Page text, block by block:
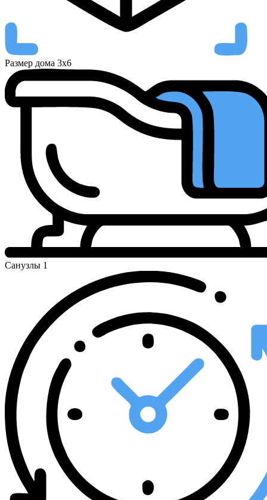
Размер дома 3х6
Санузлы 1